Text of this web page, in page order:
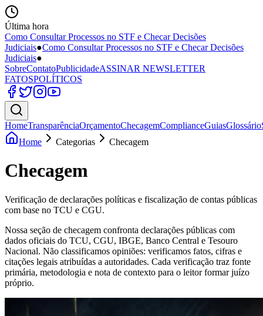
Última hora
Como Consultar Processos no STF e Checar Decisões
Judiciais●Como Consultar Processos no STF e Checar Decisões
Judiciais●
SobreContatoPublicidadeASSINAR NEWSLETTER
FATOSPOLÍTICOS
HomeTransparênciaOrçamentoChecagemComplianceGuiasGlossário
Home
Categorias Checagem
Checagem
Verificação de declarações políticas e fiscalização de contas públicas
com base no TCU e CGU.
Nossa seção de checagem confronta declarações públicas com
dados oficiais do TCU, CGU, IBGE, Banco Central e Tesouro
Nacional. Não classificamos opiniões: verificamos fatos, cifras e
citações legais atribuídas a autoridades. Cada verificação traz fonte
primária, metodologia e nota de contexto para o leitor formar juízo
próprio.